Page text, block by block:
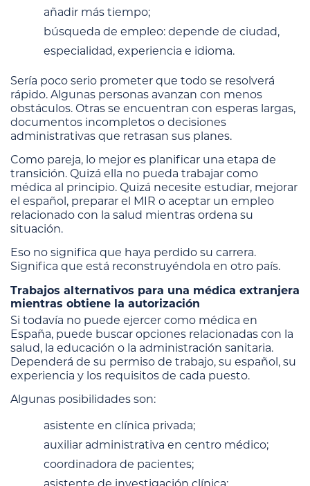
añadir más tiempo;
búsqueda de empleo: depende de ciudad,
especialidad, experiencia e idioma.
Sería poco serio prometer que todo se resolverá
rápido. Algunas personas avanzan con menos
obstáculos. Otras se encuentran con esperas largas,
documentos incompletos o decisiones
administrativas que retrasan sus planes.
Como pareja, lo mejor es planificar una etapa de
transición. Quizá ella no pueda trabajar como
médica al principio. Quizá necesite estudiar, mejorar
el español, preparar el MIR o aceptar un empleo
relacionado con la salud mientras ordena su
situación.
Eso no significa que haya perdido su carrera.
Significa que está reconstruyéndola en otro país.
Trabajos alternativos para una médica extranjera
mientras obtiene la autorización
Si todavía no puede ejercer como médica en
España, puede buscar opciones relacionadas con la
salud, la educación o la administración sanitaria.
Dependerá de su permiso de trabajo, su español, su
experiencia y los requisitos de cada puesto.
Algunas posibilidades son:
asistente en clínica privada;
auxiliar administrativa en centro médico;
coordinadora de pacientes;
asistente de investigación clínica;